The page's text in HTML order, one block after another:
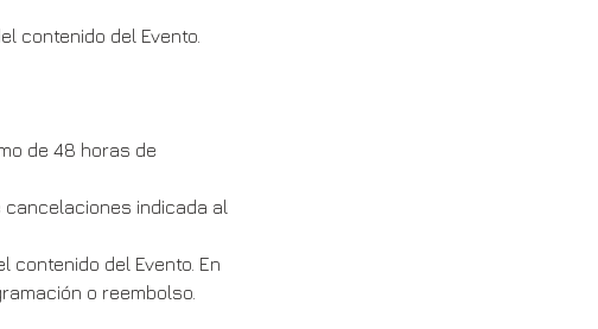
contenido del Evento.
de 48 horas de
indicada al
del Evento. En
o reembolso.